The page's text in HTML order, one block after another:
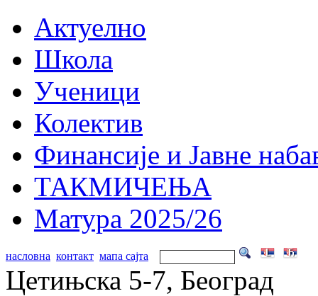
Актуелно
Школа
Ученици
Колектив
Финансије и Јавне
ТАКМИЧЕЊА
Матура 2025/26
насловна контакт мапа сајта
Цетињска 5-7, Београд